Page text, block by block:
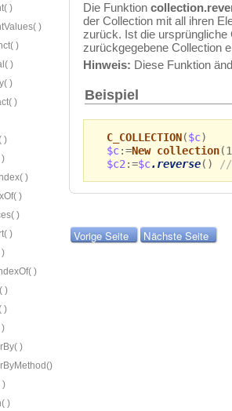
)
)
)
)
)
)
)
)
)
)
)
)
)
)
)
)
)
)
)
Die Funktion
der Collection mit all ihren
zurück. Ist die ursprüngliche
zurückgegebene Collection
Hinweis: Diese Funktion
Beispiel
C_COLLECTION($c)
$c:=New collection
$c2 :=$c.reverse() //
Vorige Seite Nächste Seite